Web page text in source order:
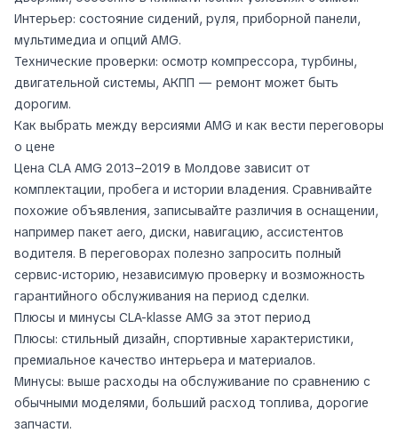
Интерьер: состояние сидений, руля, приборной панели,
мультимедиа и опций AMG.
Технические проверки: осмотр компрессора, турбины,
двигательной системы, АКПП — ремонт может быть
дорогим.
Как выбрать между версиями AMG и как вести переговоры
о цене
Цена CLA AMG 2013–2019 в Молдове зависит от
комплектации, пробега и истории владения. Сравнивайте
похожие объявления, записывайте различия в оснащении,
например пакет aero, диски, навигацию, ассистентов
водителя. В переговорах полезно запросить полный
сервис‑историю, независимую проверку и возможность
гарантийного обслуживания на период сделки.
Плюсы и минусы CLA-klasse AMG за этот период
Плюсы: стильный дизайн, спортивные характеристики,
премиальное качество интерьера и материалов.
Минусы: выше расходы на обслуживание по сравнению с
обычными моделями, больший расход топлива, дорогие
запчасти.